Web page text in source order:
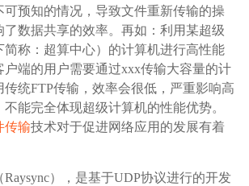
可预知的情况，导致文件重新传输的操
了数据共享的效率。再如：利用某超级
简称：超算中心）的计算机进行高性能
户端的用户需要通过xxx传输大容量的计
统FTP传输，效率会很低，严重影响高
能完全体现超级计算机的性能优势。
传输技术对于促进网络应用的发展有着
），是基于UDP协议进行的开发